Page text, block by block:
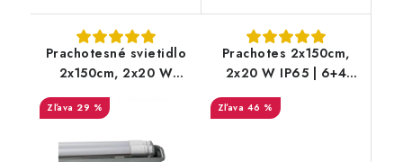
Prachotesné svietidlo
2x150cm, 2x20 W
29 %
Prachotes 2x150cm,
2x20 W IP65 | 6+4
46 %